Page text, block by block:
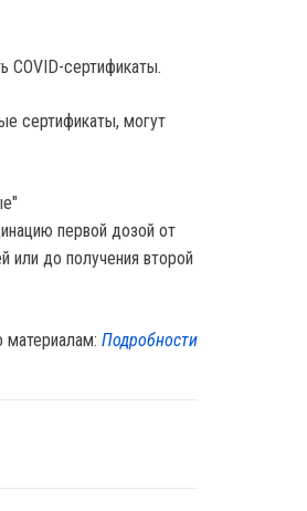
COVID-сертификаты.
сертификаты, могут
первой дозой от
или до получения второй
материалам:Подробности